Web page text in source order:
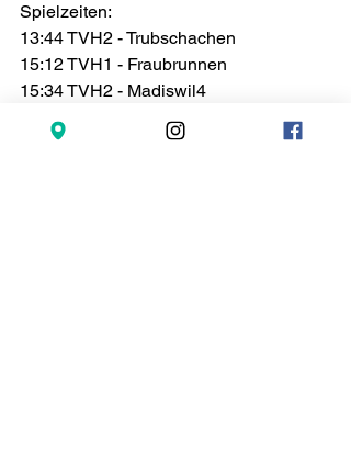
Spielzeiten:
13:44 TVH2 - Trubschachen
15:12 TVH1 - Fraubrunnen
15:34 TVH2 - Madiswil4
15:56 TVH1 - Bätterkinden